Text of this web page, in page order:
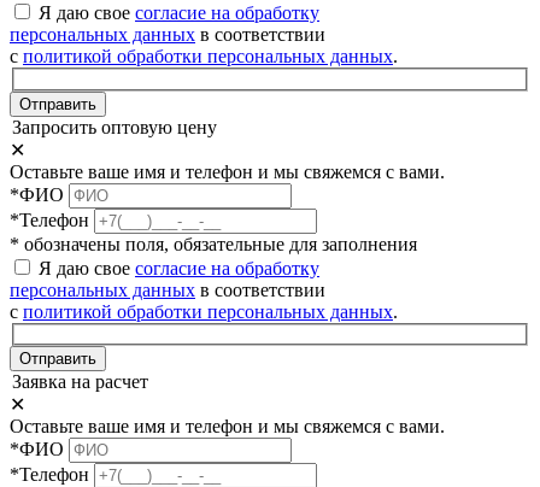
Я даю свое согласие на обработку
персональных данных в соответствии
с политикой обработки персональных данных.
Отправить
Запросить оптовую цену
✕
Оставьте ваше имя и телефон и мы свяжемся с вами.
*ФИО
*Телефон
* обозначены поля, обязательные для заполнения
Я даю свое согласие на обработку
персональных данных в соответствии
с политикой обработки персональных данных.
Отправить
Заявка на расчет
✕
Оставьте ваше имя и телефон и мы свяжемся с вами.
*ФИО
*Телефон